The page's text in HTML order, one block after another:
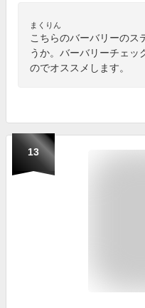
まくりん
こちらのバーバリーのス
うか。バーバリーチェッ
のでオススメします。
13